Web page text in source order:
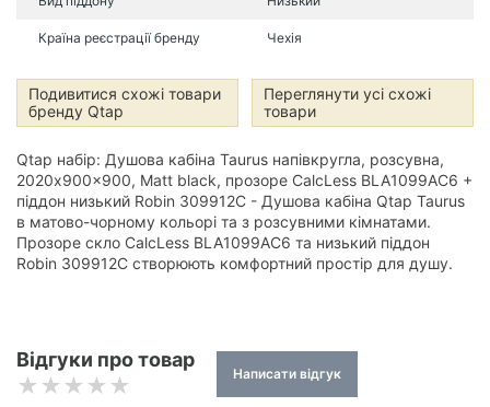
Країна реєстрації бренду Чехія
Подивитися схожі товари
бренду Qtap
Переглянути усі схожі
товари
Qtap набір: Душова кабіна Taurus напівкругла, розсувна,
2020x900x900, Matt black, прозоре CalcLess BLA1099AC6 +
піддон низький Robin 309912C - Душова кабіна Qtap Taurus
в матово-чорному кольорі та з розсувними кімнатами.
Прозоре скло CalcLess BLA1099AC6 та низький піддон
Robin 309912C створюють комфортний простір для душу.
Відгуки про товар
Написати відгук